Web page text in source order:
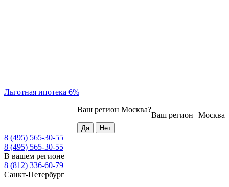
Льготная ипотека 6%
Москва
Ваш регион
Ваш регион Москва?
8 (495) 565-30-55
8 (495) 565-30-55
В вашем регионе
8 (812) 336-60-79
Санкт-Петербург